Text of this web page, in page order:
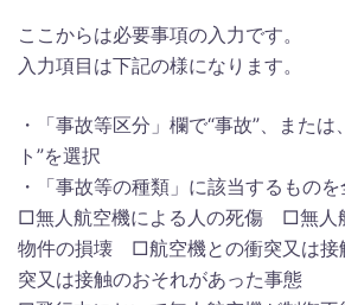
ここからは必要事項の入力です。
入力項目は下記の様になります。
・「事故等区分」欄で“事故”、または
ト”を選択
・「事故等の種類」に該当するもの
□無人航空機による人の死傷 □無人
物件の損壊 □航空機との衝突又は
突又は接触のおそれがあった事態